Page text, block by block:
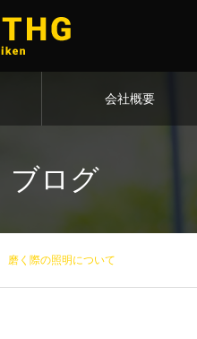
会社概要
ブログ
磨く際の照明について